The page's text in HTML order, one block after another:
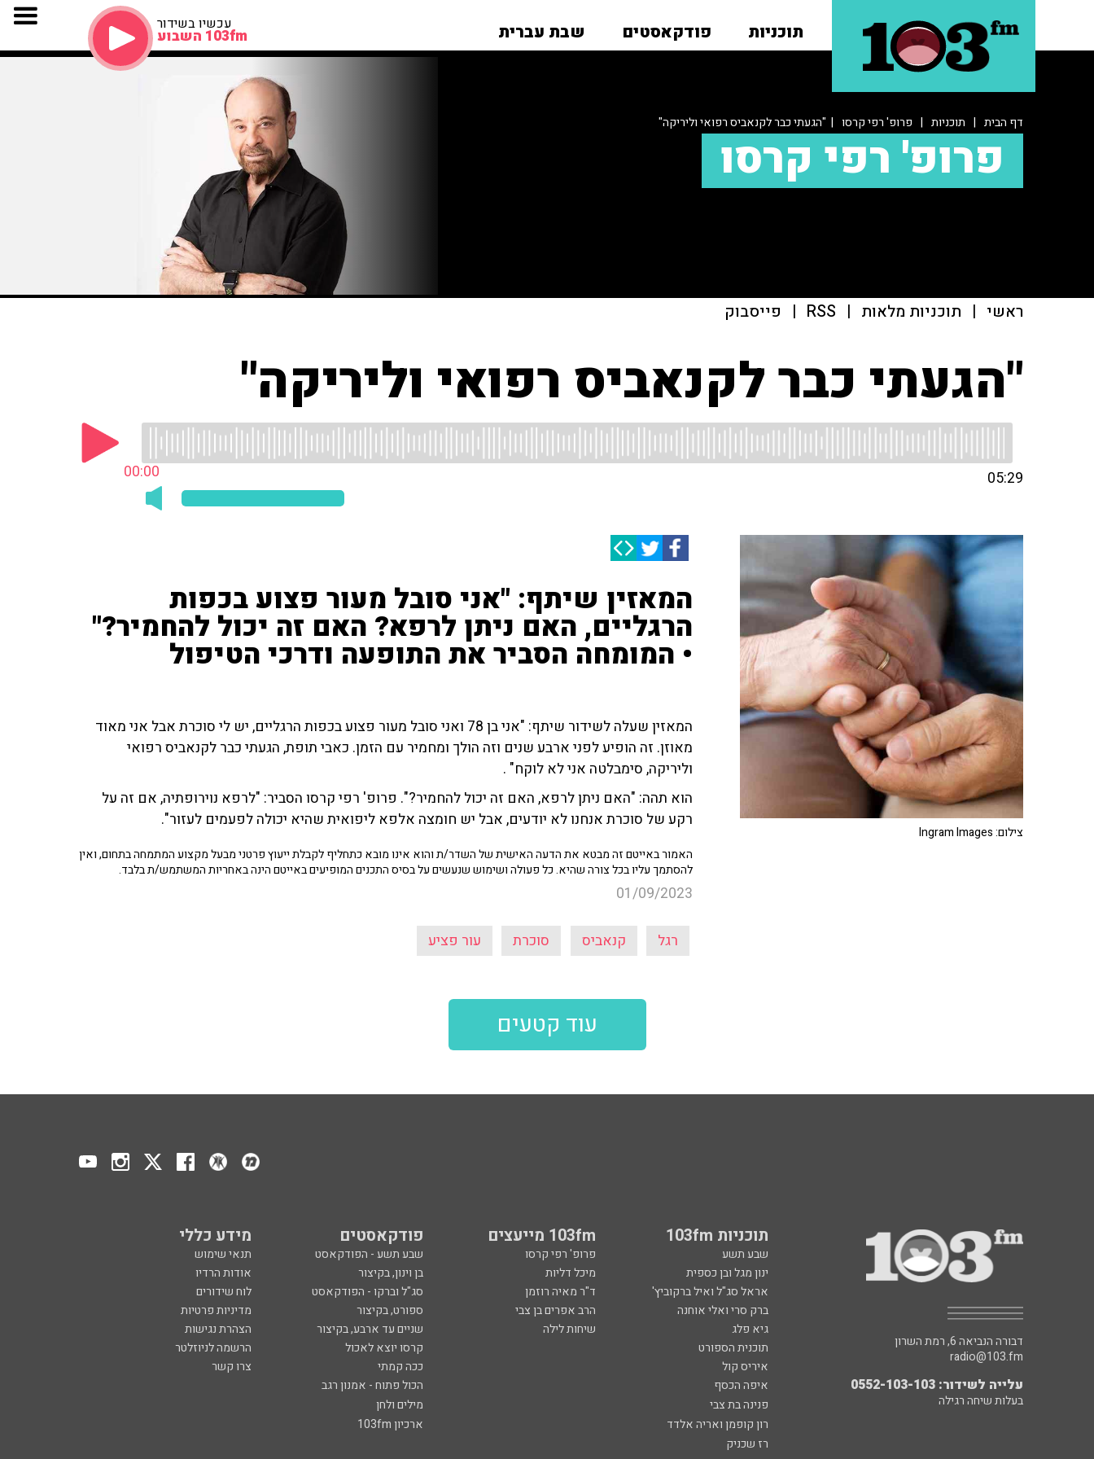
תוכניות פודקאסטים שבת עברית עכשיו בשידור
103fm השבוע
דף הבית | תוכניות | פרופ' רפי קרסו | "הגעתי כבר לקנאביס רפואי וליריקה"
פרופ' רפי קרסו
ראשי | תוכניות מלאות |
RSS
| פייסבוק
"הגעתי כבר לקנאביס רפואי וליריקה"
00:00 05:29
המאזין שיתף: "אני סובל מעור פצוע בכפות
הרגליים, האם ניתן לרפא? האם זה יכול להחמיר?"
• המומחה הסביר את התופעה ודרכי הטיפול
המאזין שעלה לשידור שיתף: "אני בן 78 ואני סובל מעור פצוע בכפות הרגליים, יש לי סוכרת אבל אני מאוד
מאוזן. זה הופיע לפני ארבע שנים וזה הולך ומחמיר עם הזמן. כאבי תופת, הגעתי כבר לקנאביס רפואי
וליריקה, סימבלטה אני לא לוקח" .
הוא תהה: "האם ניתן לרפא, האם זה יכול להחמיר?". פרופ' רפי קרסו הסביר: "לרפא נוירופתיה, אם זה על
רקע של סוכרת אנחנו לא יודעים, אבל יש חומצה אלפא ליפואית שהיא יכולה לפעמים לעזור".
האמור באייטם זה מבטא את הדעה האישית של השדר/ת והוא אינו מובא כתחליף לקבלת ייעוץ פרטני מבעל מקצוע המתמחה בתחום, ואין
להסתמך עליו בכל צורה שהיא. כל פעולה ושימוש שנעשים על בסיס התכנים המופיעים באייטם הינה באחריות המשתמש/ת בלבד.
01/09/2023
רגל קנאביס סוכרת עור פציע
צילום: Ingram Images
עוד קטעים
תוכניות 103fm 103fm מייעצים פודקאסטים מידע כללי
שבע תשע פרופ' רפי קרסו שבע תשע - הפודקאסט
תנאי שימוש
ינון מגל ובן כספית
מיכל דליות בן וינון, בקיצור
אודות הרדיו
אראל סג"ל ואיל ברקוביץ'
ד"ר מאיה רוזמן סג"ל וברקו - הפודקאסט
לוח שידורים
ברק סרי ואלי אוחנה
הרב אפרים בן צבי ספורט, בקיצור
מדיניות פרטיות
גיא פלג
שיחות לילה שניים עד ארבע, בקיצור
הצהרת נגישות
תוכנית הספורט
קרסו יוצא לאכול
הרשמה לניוזלטר
איריס קול
ככה קמתי
צרו קשר
איפה הכסף
הכול פתוח - אמנון רגב
פנינה בת צבי
מילים ולחן
רון קופמן ואריה אלדד
ארכיון 103fm
רז שכניק
דבורה הנביאה 6, רמת השרון
radio@103.fm
עלייה לשידור: 0552-103-103
בעלות שיחה רגילה